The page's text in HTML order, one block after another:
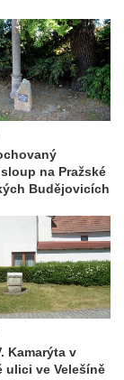
na Pražské
Budějovicích
Kamarýta v
ulici ve Velešíně